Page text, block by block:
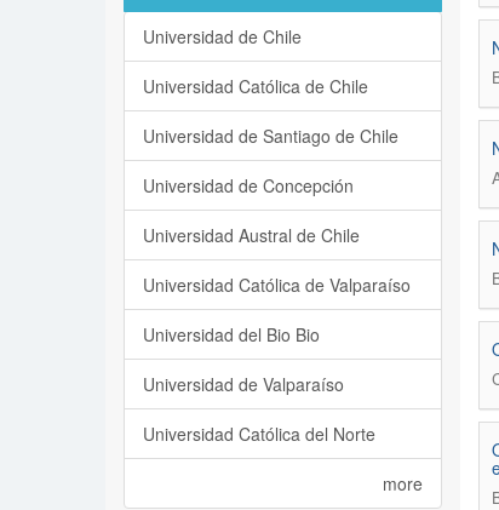
Universidad de Chile
Universidad Católica de Chile
Universidad de Santiago de Chile
Universidad de Concepción
Universidad Austral de Chile
Universidad Católica de Valparaíso
Universidad del Bio Bio
Universidad de Valparaíso
Universidad Católica del Norte
more